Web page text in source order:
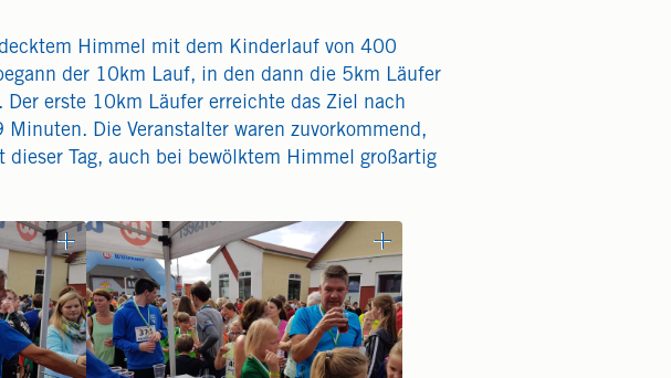
Himmel mit dem Kinderlauf von 400
der 10km Lauf, in den dann die 5km Läufer
erste 10km Läufer erreichte das Ziel nach
Die Veranstalter waren zuvorkommend,
Tag, auch bei bewölktem Himmel großartig